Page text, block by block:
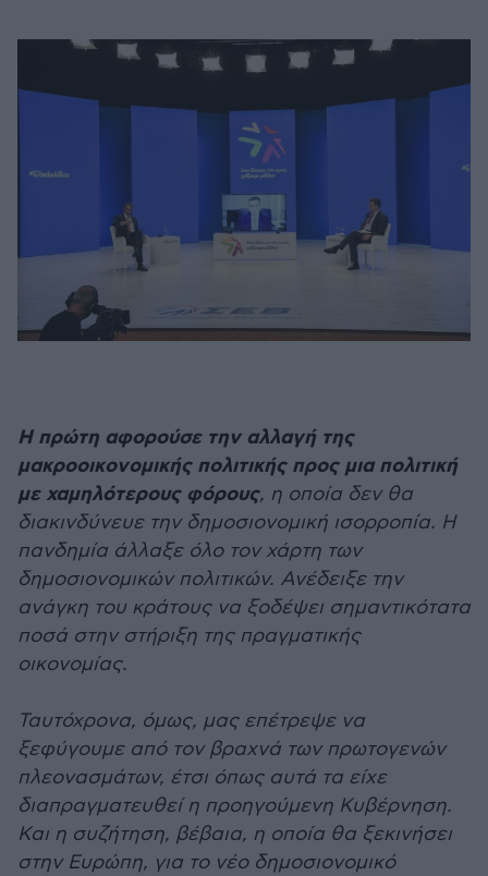
Η πρώτη αφορούσε την αλλαγή της
μακροοικονομικής πολιτικής προς μια πολιτική
με χαμηλότερους φόρους, η οποία δεν θα
διακινδύνευε την δημοσιονομική ισορροπία. Η
πανδημία άλλαξε όλο τον χάρτη των
δημοσιονομικών πολιτικών. Ανέδειξε την
ανάγκη του κράτους να ξοδέψει σημαντικότατα
ποσά στην στήριξη της πραγματικής
οικονομίας.
Ταυτόχρονα, όμως, μας επέτρεψε να
ξεφύγουμε από τον βραχνά των πρωτογενών
πλεονασμάτων, έτσι όπως αυτά τα είχε
διαπραγματευθεί η προηγούμενη Κυβέρνηση.
Και η συζήτηση, βέβαια, η οποία θα ξεκινήσει
στην Ευρώπη, για το νέο δημοσιονομικό